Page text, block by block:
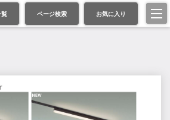
覧 ページ検索 お気に入り